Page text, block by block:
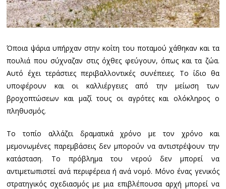
Όποια ψάρια υπήρχαν στην κοίτη του ποταμού χάθηκαν και τα
πουλιά που σύχναζαν στις όχθες φεύγουν, όπως και τα ζώα.
Αυτό έχει τεράστιες περιβαλλοντικές συνέπειες. Το ίδιο θα
υποφέρουν και οι καλλιέργειες από την μείωση των
βροχοπτώσεων και μαζί τους οι αγρότες και ολόκληρος ο
πληθυσμός.
Το τοπίο αλλάζει δραματικά χρόνο με τον χρόνο και
μεμονωμένες παρεμβάσεις δεν μπορούν να αντιστρέψουν την
κατάσταση. Το πρόβλημα του νερού δεν μπορεί να
αντιμετωπιστεί ανά περιφέρεια ή ανά νομό. Μόνο ένας γενικός
στρατηγικός σχεδιασμός με μια επιβλέπουσα αρχή μπορεί να